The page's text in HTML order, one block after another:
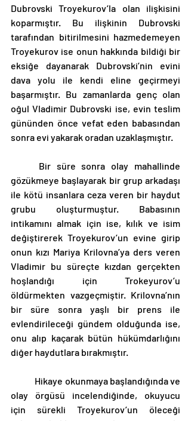
Dubrovski Troyekurov’la olan ilişkisini
koparmıştır. Bu ilişkinin Dubrovski
tarafından bitirilmesini hazmedemeyen
Troyekurov ise onun hakkında bildiği bir
eksiğe dayanarak Dubrovski’nin evini
dava yolu ile kendi eline geçirmeyi
başarmıştır. Bu zamanlarda genç olan
oğul Vladimir Dubrovski ise, evin teslim
gününden önce vefat eden babasından
sonra evi yakarak oradan uzaklaşmıştır.
gözükmeye başlayarak bir grup arkadaşı
ile kötü insanlara ceza veren bir haydut
grubu oluşturmuştur. Babasının
intikamını almak için ise, kılık ve isim
değiştirerek Troyekurov’un evine girip
onun kızı Mariya Krilovna’ya ders veren
Vladimir bu süreçte kızdan gerçekten
hoşlandığı için Trokeyurov’u
öldürmekten vazgeçmiştir. Krilovna’nın
bir süre sonra yaşlı bir prens ile
evlendirileceği gündem olduğunda ise,
onu alıp kaçarak bütün hükümdarlığını
diğer haydutlara bırakmıştır.
olay örgüsü incelendiğinde, okuyucu
için sürekli Troyekurov’un öleceği